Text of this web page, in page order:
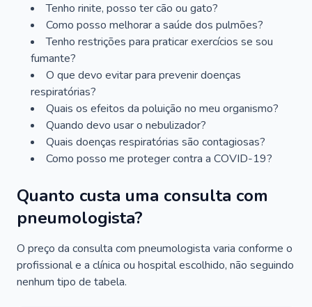
Tenho rinite, posso ter cão ou gato?
Como posso melhorar a saúde dos pulmões?
Tenho restrições para praticar exercícios se sou
fumante?
O que devo evitar para prevenir doenças
respiratórias?
Quais os efeitos da poluição no meu organismo?
Quando devo usar o nebulizador?
Quais doenças respiratórias são contagiosas?
Como posso me proteger contra a COVID-19?
Quanto custa uma consulta com
pneumologista?
O preço da consulta com pneumologista varia conforme o
profissional e a clínica ou hospital escolhido, não seguindo
nenhum tipo de tabela.